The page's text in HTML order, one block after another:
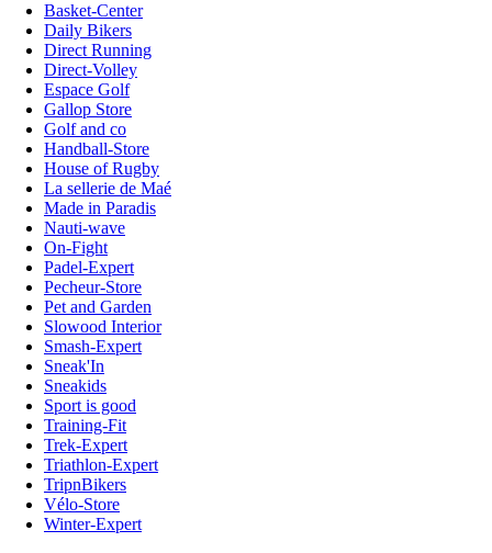
Basket-Center
Daily Bikers
Direct Running
Direct-Volley
Espace Golf
Gallop Store
Golf and co
Handball-Store
House of Rugby
La sellerie de Maé
Made in Paradis
Nauti-wave
On-Fight
Padel-Expert
Pecheur-Store
Pet and Garden
Slowood Interior
Smash-Expert
Sneak'In
Sneakids
Sport is good
Training-Fit
Trek-Expert
Triathlon-Expert
TripnBikers
Vélo-Store
Winter-Expert